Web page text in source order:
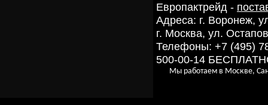
Европактрейд -
Адреса: г. Воронеж,
г. Москва, ул.
Телефоны: +7 (495)
500-00-14
Мы работаем в Москве,